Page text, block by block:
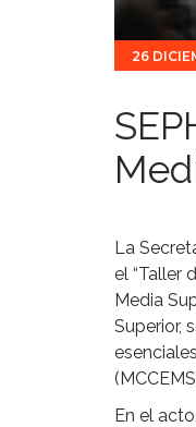
26
La
el “Taller
Media
Superior,
En el